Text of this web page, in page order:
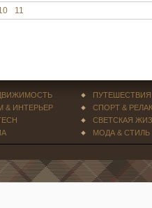
11
& ИНТЕРЬЕР
ПУТЕШЕСТВИЯ
СПОРТ &
СВЕТСКАЯ
МОДА & СТИЛЬ